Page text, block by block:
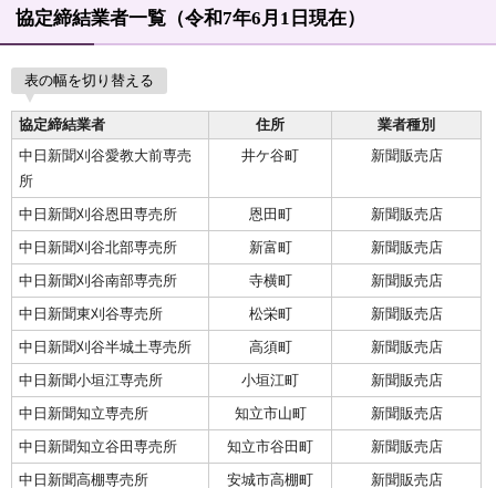
協定締結業者一覧（令和7年6月1日現在）
表の幅を切り替える
協定締結業者 住所
業者種別
中日新聞刈谷愛教大前専売
所
井ケ谷町 新聞販売店
中日新聞刈谷恩田専売所 恩田町
新聞販売店
中日新聞刈谷北部専売所
新富町
新聞販売店
中日新聞刈谷南部専売所
寺横町
新聞販売店
中日新聞東刈谷専売所
松栄町
新聞販売店
中日新聞刈谷半城土専売所
高須町
新聞販売店
中日新聞小垣江専売所
小垣江町
新聞販売店
中日新聞知立専売所
知立市山町
新聞販売店
中日新聞知立谷田専売所
知立市谷田町
新聞販売店
中日新聞高棚専売所
安城市高棚町
新聞販売店